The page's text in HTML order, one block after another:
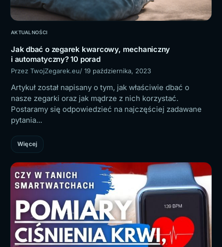
AKTUALNOŚCI
Jak dbać o zegarek kwarcowy, mechaniczny
i automatyczny? 10 porad
Przez TwojZegarek.eu/ 19 października, 2023
Artykuł został napisany o tym, jak właściwie dbać o
nasze zegarki oraz jak mądrze z nich korzystać.
Postaramy się odpowiedzieć na najczęściej zadawane
pytania...
Więcej